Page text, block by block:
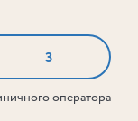
3
оператора